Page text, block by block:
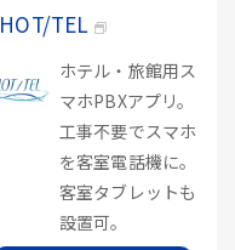
HOT/TEL
ホテル・旅館用ス
マホPBXアプリ。
工事不要でスマホ
を客室電話機に。
客室タブレットも
設置可。